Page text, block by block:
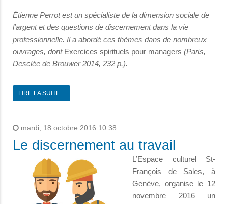
Étienne Perrot est un spécialiste de la dimension sociale de
l’argent et des questions de discernement dans la vie
professionnelle. Il a abordé ces thèmes dans de nombreux
ouvrages, dont Exercices spirituels pour managers (Paris,
Desclée de Brouwer 2014, 232 p.).
LIRE LA SUITE...
mardi, 18 octobre 2016 10:38
Le discernement au travail
L’Espace culturel St-
François de Sales, à
Genève, organise le 12
novembre 2016 un